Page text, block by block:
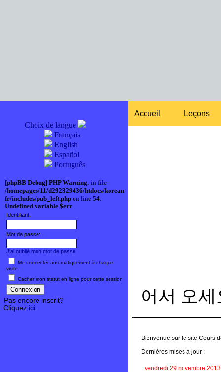
Choix de langue
Français
English
Español
Português
[phpBB Debug] PHP Warning: in file
/homepages/11/d292329436/htdocs/korean-
fr/includes/pub_left.php on line 54:
Undefined variable $err
Identifiant:
Mot de passe:
J'ai oublié mon mot de passe
Me connecter automatiquement à chaque
visite
Cacher mon statut en ligne pour cette session
Pas encore inscrit?
Cliquez ici
Accueil Leçons
어서 오
Bienvenue sur le site Cours
Dernières mises à jour :
vendredi 29 novembre 2013